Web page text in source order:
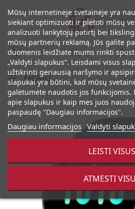
+370 686 32333 
MENIU
Mūsų internetinėje svetainėje yra
siekiant optimizuoti ir plėtoti mūsų
analizuoti lankytojų patirtį bei
mūsų partnerių reklamą. Jūs galite
duomenis leidžiate mums rinkti
„Valdyti slapukus“. Leisdami visus
užtikrinti geriausią naršymo ir
slapukai yra būtini, kad mūsų
galėtumėte naudotis jos funkcijomis.
apie slapukus ir kaip mes juos
paspaudę "Daugiau informacijos".
Daugiau informacijos Valdyti
ATMESTI
LEISTI VISUS